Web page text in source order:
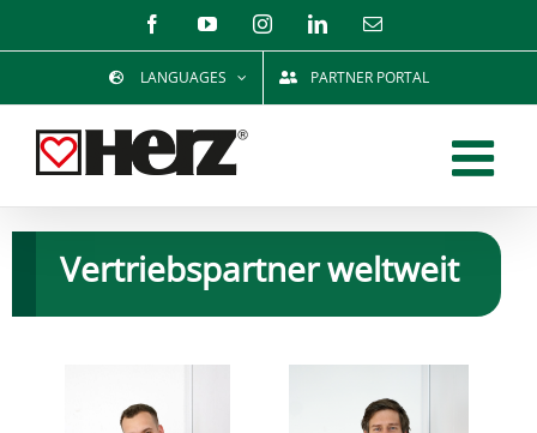
Inhalt
FacebookYouTubeInstagramLinkedInE-
LANGUAGES PARTNER PORTAL
Vertriebspartner weltweit